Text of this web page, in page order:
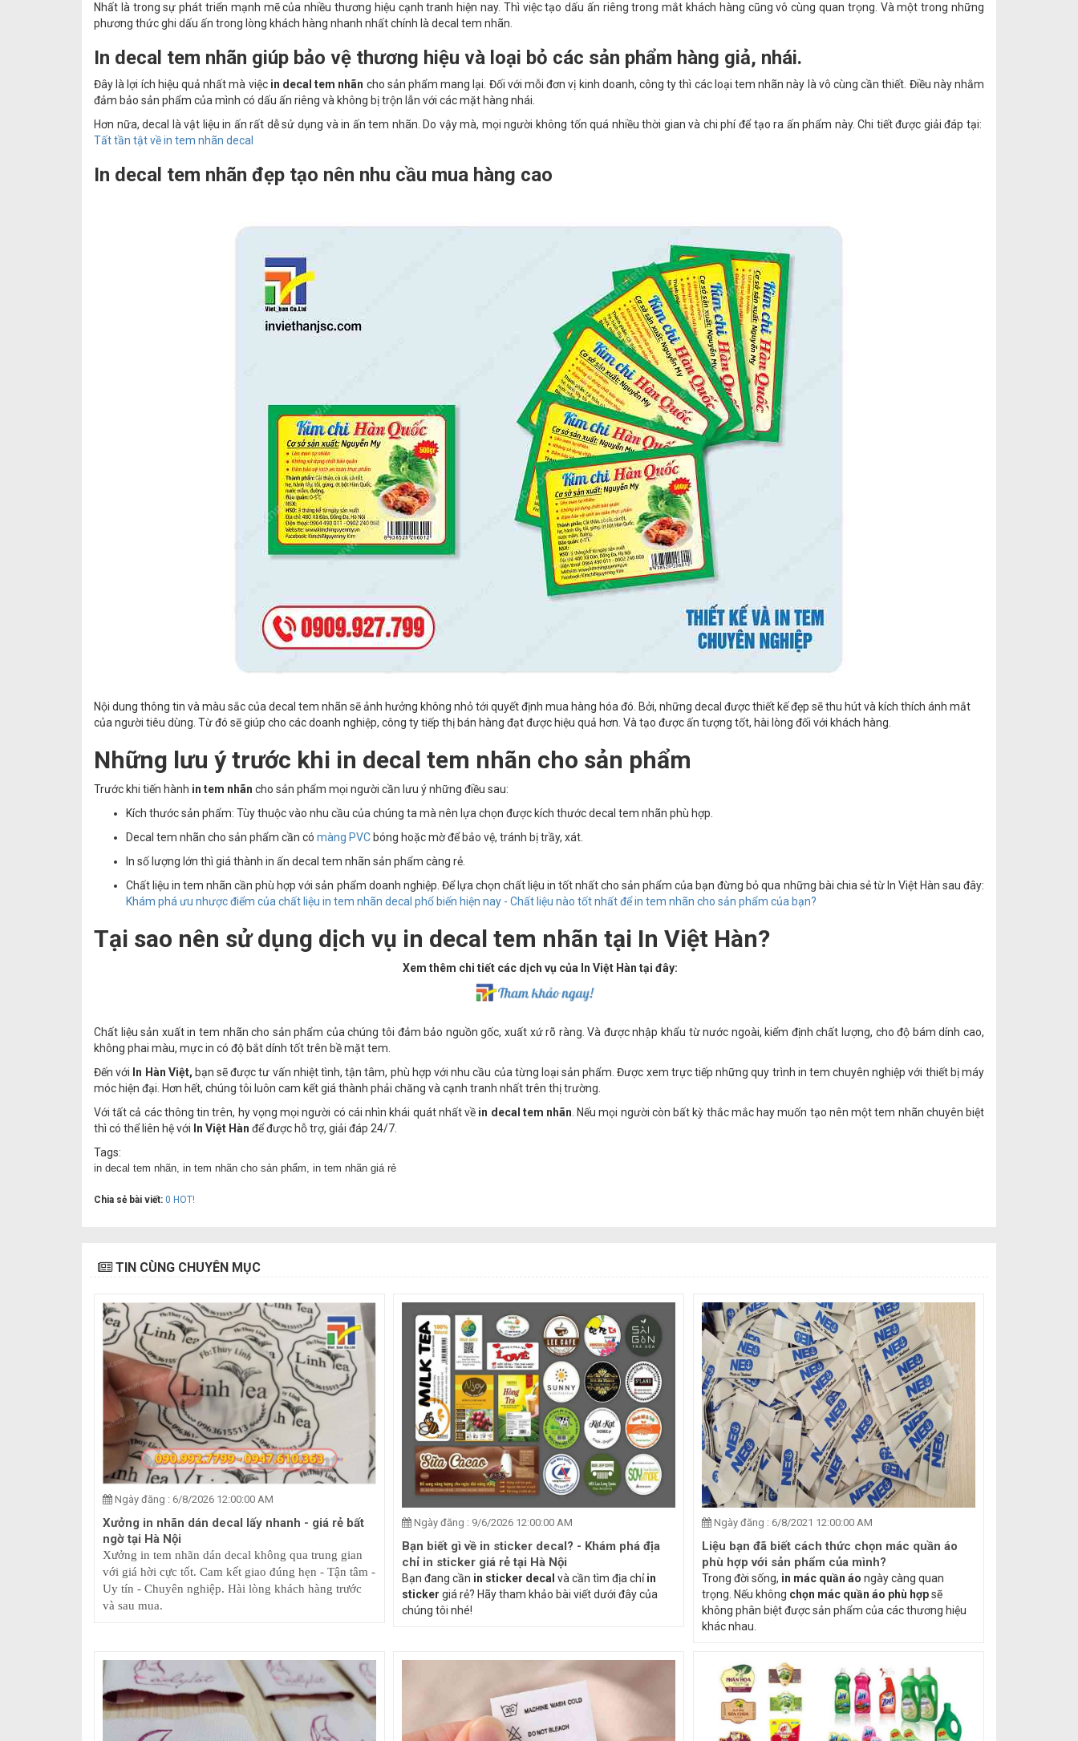
Nhất là trong sự phát triển mạnh mẽ của nhiều thương hiệu cạnh tranh hiện nay. Thì việc tạo dấu ấn riêng trong mắt khách hàng cũng vô cùng quan trọng. Và một trong những
phương thức ghi dấu ấn trong lòng khách hàng nhanh nhất chính là decal tem nhãn.
In decal tem nhãn giúp bảo vệ thương hiệu và loại bỏ các sản phẩm hàng giả, nhái.
Đây là lợi ích hiệu quả nhất mà việc in decal tem nhãn cho sản phẩm mang lại. Đối với mỗi đơn vị kinh doanh, công ty thì các loại tem nhãn này là vô cùng cần thiết. Điều này nhằm
đảm bảo sản phẩm của mình có dấu ấn riêng và không bị trộn lẫn với các mặt hàng nhái.
Hơn nữa, decal là vật liệu in ấn rất dễ sử dụng và in ấn tem nhãn. Do vậy mà, mọi người không tốn quá nhiều thời gian và chi phí để tạo ra ấn phẩm này. Chi tiết được giải đáp tại:
Tất tần tật về in tem nhãn decal
In decal tem nhãn đẹp tạo nên nhu cầu mua hàng cao
Nội dung thông tin và màu sắc của decal tem nhãn sẽ ảnh hưởng không nhỏ tới quyết định mua hàng hóa đó. Bởi, những decal được thiết kế đẹp sẽ thu hút và kích thích ánh mắt
của người tiêu dùng. Từ đó sẽ giúp cho các doanh nghiệp, công ty tiếp thị bán hàng đạt được hiệu quả hơn. Và tạo được ấn tượng tốt, hài lòng đối với khách hàng.
Những lưu ý trước khi in decal tem nhãn cho sản phẩm
Trước khi tiến hành in tem nhãn cho sản phẩm mọi người cần lưu ý những điều sau:
Kích thước sản phẩm: Tùy thuộc vào nhu cầu của chúng ta mà nên lựa chọn được kích thước decal tem nhãn phù hợp.
Decal tem nhãn cho sản phẩm cần có màng PVC bóng hoặc mờ để bảo vệ, tránh bị trầy, xát.
In số lượng lớn thì giá thành in ấn decal tem nhãn sản phẩm càng rẻ.
Chất liệu in tem nhãn cần phù hợp với sản phẩm doanh nghiệp. Để lựa chọn chất liệu in tốt nhất cho sản phẩm của bạn đừng bỏ qua những bài chia sẻ từ In Việt Hàn sau đây:
Khám phá ưu nhược điểm của chất liệu in tem nhãn decal phổ biến hiện nay - Chất liệu nào tốt nhất để in tem nhãn cho sản phẩm của bạn?
Tại sao nên sử dụng dịch vụ in decal tem nhãn tại In Việt Hàn?
Xem thêm chi tiết các dịch vụ của In Việt Hàn tại đây:
Chất liệu sản xuất in tem nhãn cho sản phẩm của chúng tôi đảm bảo nguồn gốc, xuất xứ rõ ràng. Và được nhập khẩu từ nước ngoài, kiểm định chất lượng, cho độ bám dính cao,
không phai màu, mực in có độ bắt dính tốt trên bề mặt tem.
Đến với In Hàn Việt, bạn sẽ được tư vấn nhiệt tình, tận tâm, phù hợp với nhu cầu của từng loại sản phẩm. Được xem trực tiếp những quy trình in tem chuyên nghiệp với thiết bị máy
móc hiện đại. Hơn hết, chúng tôi luôn cam kết giá thành phải chăng và cạnh tranh nhất trên thị trường.
Với tất cả các thông tin trên, hy vọng mọi người có cái nhìn khái quát nhất về in decal tem nhãn . Nếu mọi người còn bất kỳ thắc mắc hay muốn tạo nên một tem nhãn chuyên biệt
thì có thể liên hệ với In Việt Hàn để được hỗ trợ, giải đáp 24/7.
Tags:
in decal tem nhãn, in tem nhãn cho sản phẩm, in tem nhãn giá rẻ
Chia sẻ bài viết: 0 HOT!
TIN CÙNG CHUYÊN MỤC
Ngày đăng : 6/8/2026 12:00:00 AM
Xưởng in nhãn dán decal lấy nhanh - giá rẻ bất
ngờ tại Hà Nội
Xưởng in tem nhãn dán decal không qua trung gian
với giá hời cực tốt. Cam kết giao đúng hẹn - Tận tâm -
Uy tín - Chuyên nghiệp. Hài lòng khách hàng trước
và sau mua.
Ngày đăng : 9/6/2026 12:00:00 AM
Bạn biết gì về in sticker decal? - Khám phá địa
chỉ in sticker giá rẻ tại Hà Nội
Bạn đang cần in sticker decal và cần tìm địa chỉin
stickergiá rẻ? Hãy tham khảo bài viết dưới đây của
chúng tôi nhé!
Ngày đăng : 6/8/2021 12:00:00 AM
Liệu bạn đã biết cách thức chọn mác quần áo
phù hợp với sản phẩm của mình?
Trong đời sống, in mác quần áo ngày càng quan
trọng. Nếu không chọn mác quần áo phù hợpsẽ
không phân biệt được sản phẩm của các thương hiệu
khác nhau.